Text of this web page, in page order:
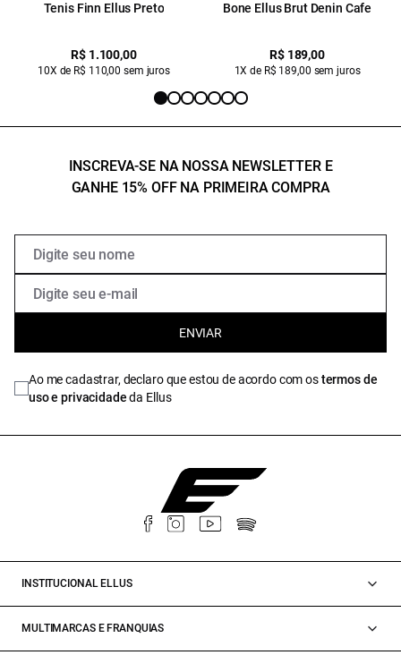
Tenis Finn Ellus Preto
R$ 1.100,00
10X de R$ 110,00 sem juros
Bone Ellus Brut Denin Cafe
R$ 189,00
1X de R$ 189,00 sem juros
INSCREVA-SE NA NOSSA NEWSLETTER E
GANHE 15% OFF NA PRIMEIRA COMPRA
ENVIAR
Ao me cadastrar, declaro que estou de acordo com ostermos de
uso e privacidadeda Ellus
INSTITUCIONAL ELLUS
MULTIMARCAS E FRANQUIAS